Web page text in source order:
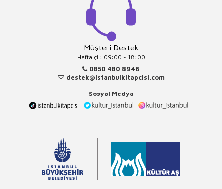
Müşteri Destek
Haftaiçi : 09:00 - 18:00
0850 480 8946
destek@istanbulkitapcisi.com
Sosyal Medya